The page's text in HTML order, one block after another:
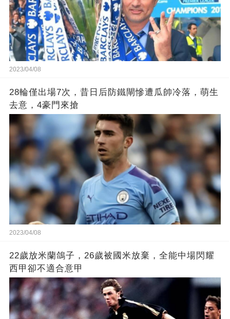
2023/04/08
28輪僅出場7次，昔日后防鐵閘慘遭瓜帥冷落，萌生
去意，4豪門來搶
2023/04/08
22歲放米蘭鴿子，26歲被國米放棄，全能中場閃耀
西甲卻不適合意甲